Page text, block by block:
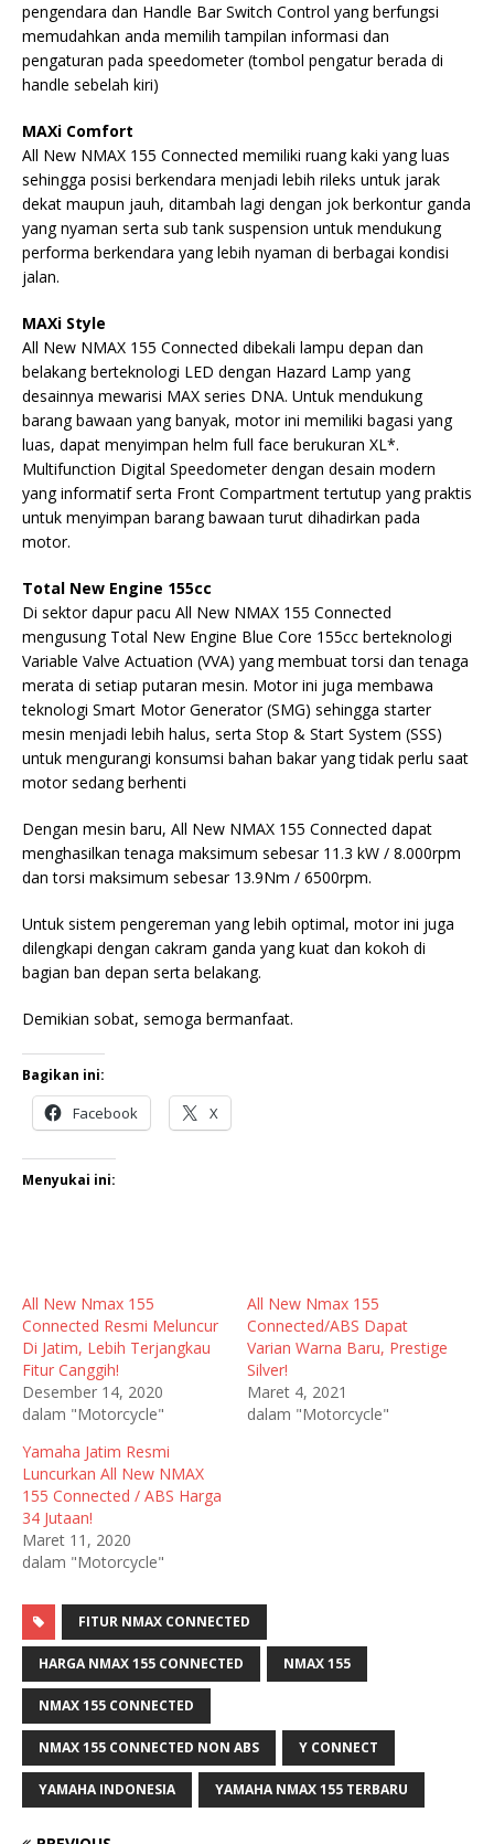
pengendara dan Handle Bar Switch Control yang berfungsi
memudahkan anda memilih tampilan informasi dan
pengaturan pada speedometer (tombol pengatur berada di
handle sebelah kiri)
MAXi Comfort
All New NMAX 155 Connected memiliki ruang kaki yang luas
sehingga posisi berkendara menjadi lebih rileks untuk jarak
dekat maupun jauh, ditambah lagi dengan jok berkontur ganda
yang nyaman serta sub tank suspension untuk mendukung
performa berkendara yang lebih nyaman di berbagai kondisi
jalan.
MAXi Style
All New NMAX 155 Connected dibekali lampu depan dan
belakang berteknologi LED dengan Hazard Lamp yang
desainnya mewarisi MAX series DNA. Untuk mendukung
barang bawaan yang banyak, motor ini memiliki bagasi yang
luas, dapat menyimpan helm full face berukuran XL*.
Multifunction Digital Speedometer dengan desain modern
yang informatif serta Front Compartment tertutup yang praktis
untuk menyimpan barang bawaan turut dihadirkan pada
motor.
Total New Engine 155cc
Di sektor dapur pacu All New NMAX 155 Connected
mengusung Total New Engine Blue Core 155cc berteknologi
Variable Valve Actuation (VVA) yang membuat torsi dan tenaga
merata di setiap putaran mesin. Motor ini juga membawa
teknologi Smart Motor Generator (SMG) sehingga starter
mesin menjadi lebih halus, serta Stop & Start System (SSS)
untuk mengurangi konsumsi bahan bakar yang tidak perlu saat
motor sedang berhenti
Dengan mesin baru, All New NMAX 155 Connected dapat
menghasilkan tenaga maksimum sebesar 11.3 kW / 8.000rpm
dan torsi maksimum sebesar 13.9Nm / 6500rpm.
Untuk sistem pengereman yang lebih optimal, motor ini juga
dilengkapi dengan cakram ganda yang kuat dan kokoh di
bagian ban depan serta belakang.
Demikian sobat, semoga bermanfaat.
Bagikan ini:
Facebook X
Menyukai ini:
All New Nmax 155
Connected Resmi Meluncur
Di Jatim, Lebih Terjangkau
Fitur Canggih!
Desember 14, 2020
dalam "Motorcycle"
All New Nmax 155
Connected/ABS Dapat
Varian Warna Baru, Prestige
Silver!
Maret 4, 2021
dalam "Motorcycle"
Yamaha Jatim Resmi
Luncurkan All New NMAX
155 Connected / ABS Harga
34 Jutaan!
Maret 11, 2020
dalam "Motorcycle"
FITUR NMAX CONNECTED
HARGA NMAX 155 CONNECTED NMAX 155
NMAX 155 CONNECTED
NMAX 155 CONNECTED NON ABS Y CONNECT
YAMAHA INDONESIA YAMAHA NMAX 155 TERBARU